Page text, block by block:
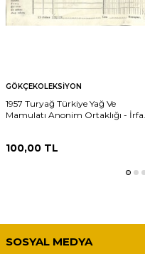
GÖKÇEKOLEKSIYON
1957 Turyağ Türkiye Yağ Ve
Mamulatı Anonim Ortaklığı - İrfan
100,00 TL
SOSYAL MEDYA